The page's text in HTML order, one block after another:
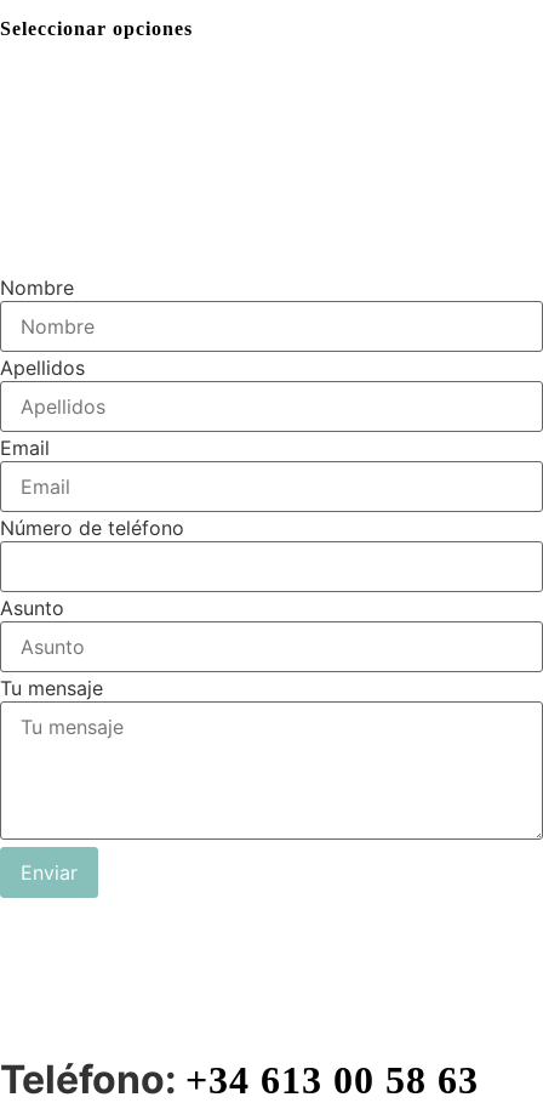
Seleccionar opciones
Nombre
Apellidos
Email
Número de teléfono
Asunto
Tu mensaje
Enviar
Teléfono: +34 613 00 58 63